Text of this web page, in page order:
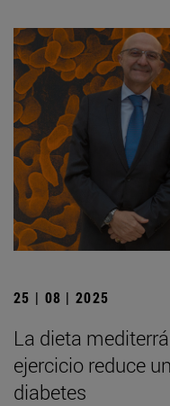
25 | 08 | 2025
La dieta
ejercicio reduce
diabetes